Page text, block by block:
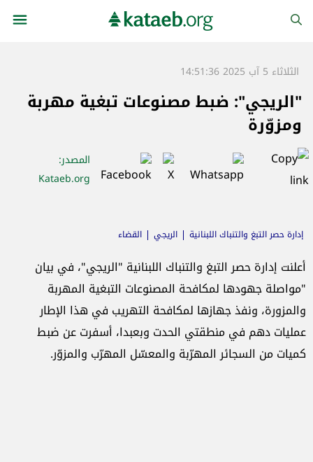
الثلاثاء 5 آب 2025 14:51:36
"الريجي": ضبط مصنوعات تبغية مهربة
ومزوّرة
المصدر:
Kataeb.org
إدارة حصر التبغ والتنباك اللبنانية الريجي القضاء
أعلنت إدارة حصر التبغ والتنباك اللبنانية "الريجي"، في بيان
"مواصلة جهودها لمكافحة المصنوعات التبغية المهربة
والمزورة، ونفذ جهازها لمكافحة التهريب في هذا الإطار
عمليات دهم في منطقتي الحدت وبعبدا، أسفرت عن ضبط
كميات من السجائر المهرّبة والمعسّل المهرّب والمزوّر.